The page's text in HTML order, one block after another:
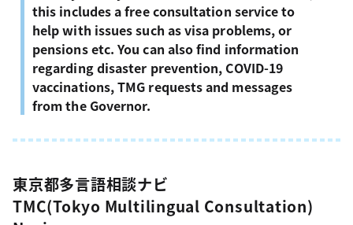
this includes a free consultation service to
help with issues such as visa problems, or
pensions etc. You can also find information
regarding disaster prevention, COVID-19
vaccinations, TMG requests and messages
from the Governor.
東京都多言語相談ナビ
TMC(Tokyo Multilingual Consultation)